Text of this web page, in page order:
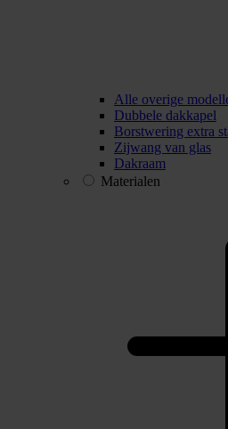
Alle overige
Dubbele dakkapel
Borstwering extra
Zijwang van glas
Dakraam
Materialen